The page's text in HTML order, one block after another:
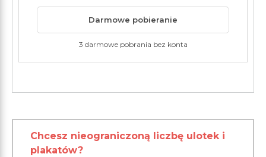
Darmowe pobieranie
3 darmowe pobrania bez konta
Chcesz nieograniczoną liczbę ulotek i
plakatów?